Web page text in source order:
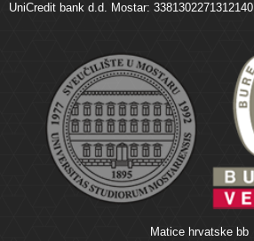
UniCredit bank d.d. Mostar: 3381302271312140
Matice hrvatske bb